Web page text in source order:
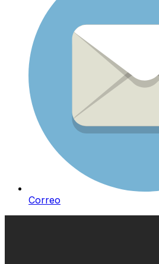
Correo